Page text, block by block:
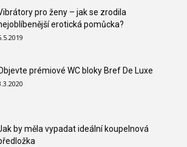
pro ženy – jak se zrodila
erotická pomůcka?
prémiové WC bloky Bref De Luxe
by měla vypadat ideální koupelnová